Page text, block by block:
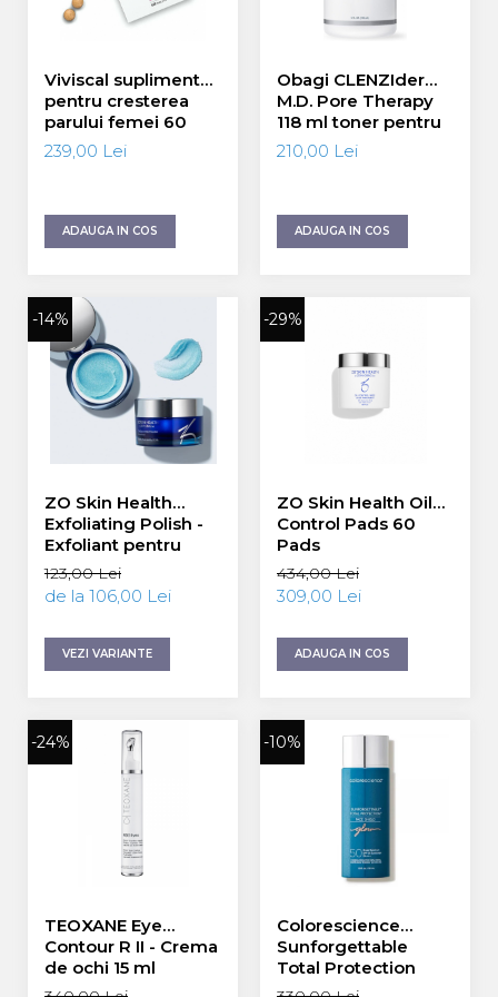
Viviscal supliment
pentru cresterea
parului femei 60
tablete
239,00 Lei
ADAUGA IN COS
Obagi CLENZIderm
M.D. Pore Therapy
118 ml toner pentru
ten acneic
210,00 Lei
ADAUGA IN COS
-14%
ZO Skin Health
Exfoliating Polish -
Exfoliant pentru
Toate Tipurile de
Piele
123,00 Lei
de la 106,00 Lei
VEZI VARIANTE
-29%
ZO Skin Health Oil
Control Pads 60
Pads
434,00 Lei
309,00 Lei
ADAUGA IN COS
-24%
TEOXANE Eye
Contour R II - Crema
de ochi 15 ml
-10%
Colorescience
Sunforgettable
Total Protection
Face Shield Glow